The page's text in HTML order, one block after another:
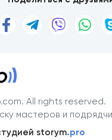
. All rights reserved.
мастеров и
storym.pro